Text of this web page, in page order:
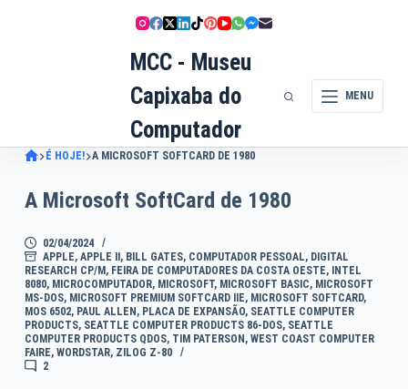
MCC - Museu
Capixaba do
Computador
MENU
É HOJE! A MICROSOFT SOFTCARD DE 1980
A Microsoft SoftCard de 1980
02/04/2024
APPLE, APPLE II , BILL GATES, COMPUTADOR PESSOAL, DIGITAL
RESEARCH CP/M , FEIRA DE COMPUTADORES DA COSTA OESTE, INTEL
8080, MICROCOMPUTADOR, MICROSOFT, MICROSOFT BASIC, MICROSOFT
MS-DOS, MICROSOFT PREMIUM SOFTCARD IIE, MICROSOFT SOFTCARD,
MOS 6502, PAUL ALLEN , PLACA DE EXPANSÃO, SEATTLE COMPUTER
PRODUCTS, SEATTLE COMPUTER PRODUCTS 86-DOS, SEATTLE
COMPUTER PRODUCTS QDOS, TIM PATERSON , WEST COAST COMPUTER
FAIRE, WORDSTAR, ZILOG Z-80
2